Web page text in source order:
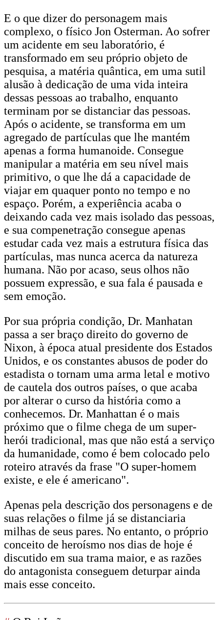
E o que dizer do personagem mais
complexo, o físico Jon Osterman. Ao sofrer
um acidente em seu laboratório, é
transformado em seu próprio objeto de
pesquisa, a matéria quântica, em uma sutil
alusão à dedicação de uma vida inteira
dessas pessoas ao trabalho, enquanto
terminam por se distanciar das pessoas.
Após o acidente, se transforma em um
agregado de partículas que lhe mantém
apenas a forma humanoide. Consegue
manipular a matéria em seu nível mais
primitivo, o que lhe dá a capacidade de
viajar em quaquer ponto no tempo e no
espaço. Porém, a experiência acaba o
deixando cada vez mais isolado das pessoas,
e sua compenetração consegue apenas
estudar cada vez mais a estrutura física das
partículas, mas nunca acerca da natureza
humana. Não por acaso, seus olhos não
possuem expressão, e sua fala é pausada e
sem emoção.
Por sua própria condição, Dr. Manhatan
passa a ser braço direito do governo de
Nixon, à época atual presidente dos Estados
Unidos, e os constantes abusos de poder do
estadista o tornam uma arma letal e motivo
de cautela dos outros países, o que acaba
por alterar o curso da história como a
conhecemos. Dr. Manhattan é o mais
próximo que o filme chega de um super-
herói tradicional, mas que não está a serviço
da humanidade, como é bem colocado pelo
roteiro através da frase "O super-homem
existe, e ele é americano".
Apenas pela descrição dos personagens e de
suas relações o filme já se distanciaria
milhas de seus pares. No entanto, o próprio
conceito de heroísmo nos dias de hoje é
discutido em sua trama maior, e as razões
do antagonista conseguem deturpar ainda
mais esse conceito.